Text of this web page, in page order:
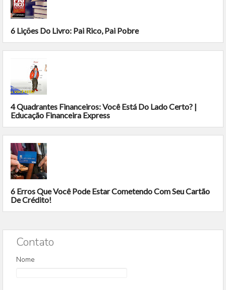
6 Lições Do Livro: Pai Rico, Pai Pobre
4 Quadrantes Financeiros: Você Está Do Lado Certo? |
Educação Financeira Express
6 Erros Que Você Pode Estar Cometendo Com Seu Cartão
De Crédito!
Contato
Nome